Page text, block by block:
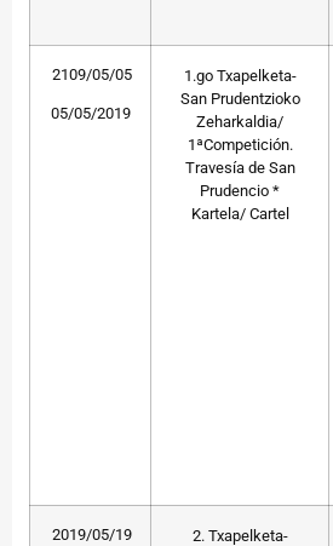
2109/05/05
05/05/2019
1.go Txapelketa-
San Prudentzioko
Zeharkaldia/
1ªCompetición.
Travesía de San
Prudencio *
Kartela/ Cartel
2019/05/19
2. Txapelketa-